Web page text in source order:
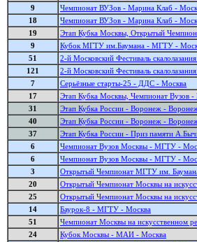
9
Чемпионат ВУЗов - Марина Клаб -
18
Чемпионат ВУЗов - Марина Клаб -
19
Этап Кубка Москвы, Открытый
9
Кубок МГТУ им.Баумана - МГТУ -
51
2-й Московский Фестиваль
121
2-й Московский Фестиваль
7
Серьёзные старты-25 - ДДС - Москва
17
Этап Кубка Москвы, Чемпионат Вузов
31
Этап Кубка России - Воронеж -
40
Этап Кубка России - Воронеж -
37
Этап Кубка России - Приз памяти
6
Чемпионат Вузов Москвы - МГТУ -
6
Чемпионат Вузов Москвы - МГТУ -
3
Открытый Чемпионат МГТУ им.
20
Открытый Чемпионат Москвы на
25
Открытый Чемпионат Москвы на
14
Баурок-8 - МГТУ - Москва
51
Чемпионат Москвы на искусственном
24
Кубок Москвы - МАИ - Москва